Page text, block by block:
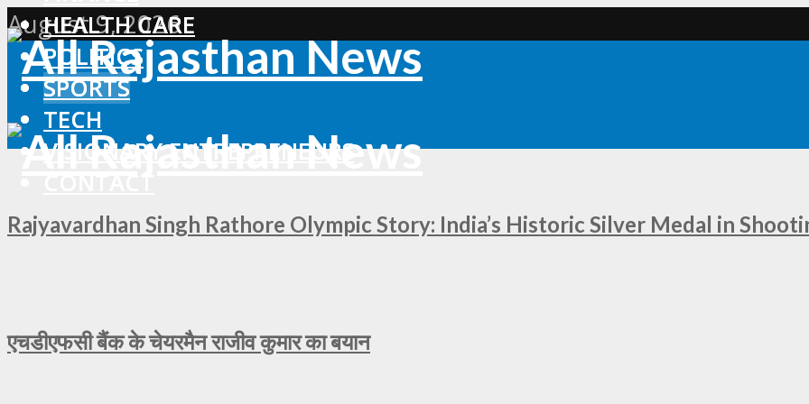
August 9, 2026
HEALTH CARE
POLITICS
SPORTS
TECH
VISIONARY ENTREPRENEURS
Rajyavardhan Singh Rathore Olympic Story: India’s Historic Silver Medal in
एचडीएफसी बैंक के चेयरमैन राजीव कुमार का बयान
HEALTH CARE
POLITICS
SPORTS
TECH
VISIONARY ENTREPRENEURS